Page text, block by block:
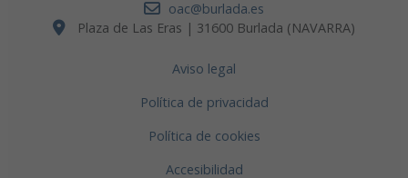
oac@burlada.es
Plaza de Las Eras | 31600 Burlada (NAVARRA)
Aviso legal
Política de privacidad
Política de cookies
Accesibilidad